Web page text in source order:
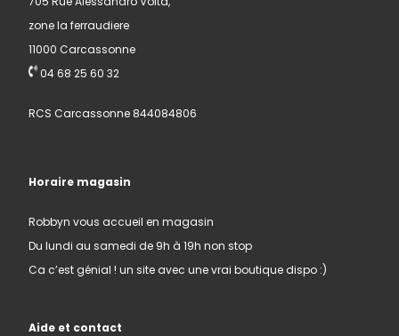
zone la ferraudiere
11000 Carcassonne
04 68 25 60 32
RCS Carcassonne 844084806
Horaire magasin
Robbyn vous accueil en magasin
Du lundi au samedi de 9h à 19h non stop
Ca c’est génial ! un site avec une vrai boutique dispo :)
Aide et contact